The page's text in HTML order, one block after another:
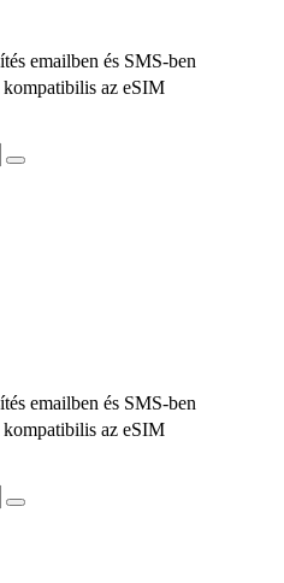
emailben és SMS-ben
az eSIM
emailben és SMS-ben
az eSIM